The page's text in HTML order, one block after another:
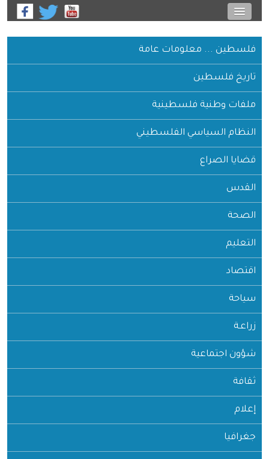
فلسطين ... معلومات عامة
تاريخ فلسطين
ملفات وطنية فلسطينية
النظام السياسي الفلسطيني
قضايا الصراع
القدس
الصحة
التعليم
اقتصاد
سياحة
زراعـة
شؤون اجتماعية
ثقافة
إعلام
جغرافيا